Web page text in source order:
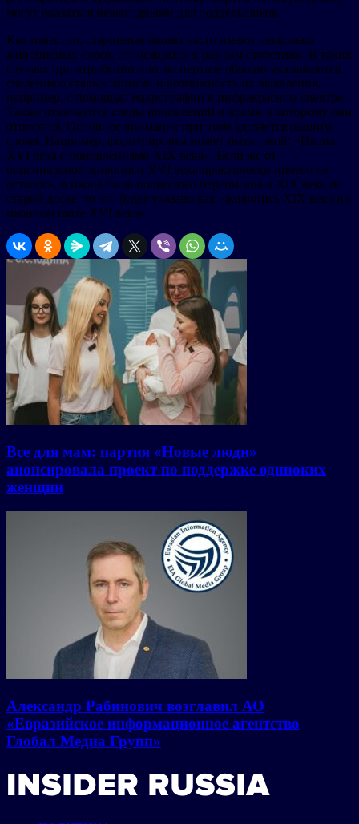
могут оказаться невыгодными для поддельщиков.
Как известно, старинные иконы часто имеют несколько
живописных слоев, относящихся к разным столетиям. В таких
случаях при атрибуции или экспертизе обычно указываются
сведения о старых записях и возможность их выявления,
например, с помощью макрографии в инфракрасном спектре.
Также отмечаются следы поновлений и время, к которому они
относятся. Основное внимание при этом уделяется ранним
слоям. Например, формулировка может быть такой: «Икона
XVI века с поновлениями XIX века». Если же от
оригинальной живописи XVI века практически ничего не
осталось, и икона была полностью переписана в XIX веке на
старой доске, то это будет указано как «живопись XIX века на
иконном щите XVI века».
Все для мам: партия «Новые люди»
анонсировала проект по поддержке одиноких
женщин
Александр Рабинович возглавил АО
«Евразийское информационное агентство
Глобал Медиа Групп»